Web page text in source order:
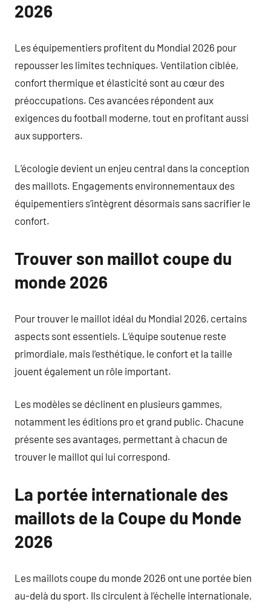
2026
Les équipementiers profitent du Mondial 2026 pour
repousser les limites techniques. Ventilation ciblée,
confort thermique et élasticité sont au cœur des
préoccupations. Ces avancées répondent aux
exigences du football moderne, tout en profitant aussi
aux supporters.
L’écologie devient un enjeu central dans la conception
des maillots. Engagements environnementaux des
équipementiers s’intègrent désormais sans sacrifier le
confort.
Trouver son maillot coupe du
monde 2026
Pour trouver le maillot idéal du Mondial 2026, certains
aspects sont essentiels. L’équipe soutenue reste
primordiale, mais l’esthétique, le confort et la taille
jouent également un rôle important.
Les modèles se déclinent en plusieurs gammes,
notamment les éditions pro et grand public. Chacune
présente ses avantages, permettant à chacun de
trouver le maillot qui lui correspond.
La portée internationale des
maillots de la Coupe du Monde
2026
Les maillots coupe du monde 2026 ont une portée bien
au-delà du sport. Ils circulent à l’échelle internationale,